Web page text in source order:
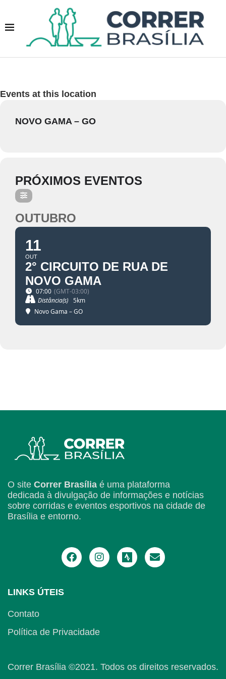
Events at this location
NOVO GAMA – GO
PRÓXIMOS EVENTOS
OUTUBRO
11
OUT
2° CIRCUITO DE RUA DE
NOVO GAMA
07:00 (GMT-03:00)
Distância(s) 5km
Novo Gama – GO
O site Correr Brasília é uma plataforma
dedicada à divulgação de informações e notícias
sobre corridas e eventos esportivos na cidade de
Brasília e entorno.
LINKS ÚTEIS
Contato
Política de Privacidade
Correr Brasília ©2021. Todos os direitos reservados.